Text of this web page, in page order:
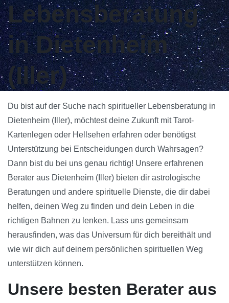
Lebensberatung
in Dietenheim
(Iller)
Du bist auf der Suche nach spiritueller Lebensberatung in
Dietenheim (Iller), möchtest deine Zukunft mit Tarot-
Kartenlegen oder Hellsehen erfahren oder benötigst
Unterstützung bei Entscheidungen durch Wahrsagen?
Dann bist du bei uns genau richtig! Unsere erfahrenen
Berater aus Dietenheim (Iller) bieten dir astrologische
Beratungen und andere spirituelle Dienste, die dir dabei
helfen, deinen Weg zu finden und dein Leben in die
richtigen Bahnen zu lenken. Lass uns gemeinsam
herausfinden, was das Universum für dich bereithält und
wie wir dich auf deinem persönlichen spirituellen Weg
unterstützen können.
Unsere besten Berater aus